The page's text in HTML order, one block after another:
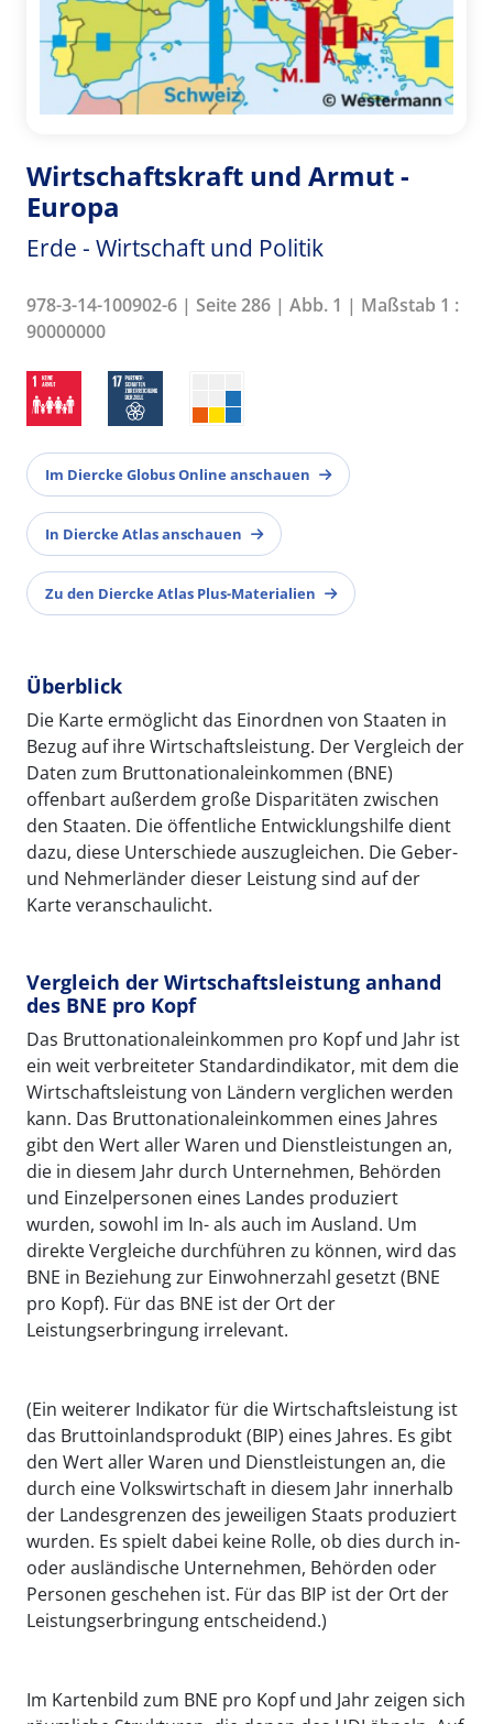
Wirtschaftskraft und Armut -
Europa
Erde - Wirtschaft und Politik
978-3-14-100902-6 | Seite 286 | Abb. 1 | Maßstab 1 :
90000000
Im Diercke Globus Online anschauen
In Diercke Atlas anschauen
Zu den Diercke Atlas Plus-Materialien
Überblick
Die Karte ermöglicht das Einordnen von Staaten in
Bezug auf ihre Wirtschaftsleistung. Der Vergleich der
Daten zum Bruttonationaleinkommen (BNE)
offenbart außerdem große Disparitäten zwischen
den Staaten. Die öffentliche Entwicklungshilfe dient
dazu, diese Unterschiede auszugleichen. Die Geber-
und Nehmerländer dieser Leistung sind auf der
Karte veranschaulicht.
Vergleich der Wirtschaftsleistung anhand
des BNE pro Kopf
Das Bruttonationaleinkommen pro Kopf und Jahr ist
ein weit verbreiteter Standardindikator, mit dem die
Wirtschaftsleistung von Ländern verglichen werden
kann. Das Bruttonationaleinkommen eines Jahres
gibt den Wert aller Waren und Dienstleistungen an,
die in diesem Jahr durch Unternehmen, Behörden
und Einzelpersonen eines Landes produziert
wurden, sowohl im In- als auch im Ausland. Um
direkte Vergleiche durchführen zu können, wird das
BNE in Beziehung zur Einwohnerzahl gesetzt (BNE
pro Kopf). Für das BNE ist der Ort der
Leistungserbringung irrelevant.
(Ein weiterer Indikator für die Wirtschaftsleistung ist
das Bruttoinlandsprodukt (BIP) eines Jahres. Es gibt
den Wert aller Waren und Dienstleistungen an, die
durch eine Volkswirtschaft in diesem Jahr innerhalb
der Landesgrenzen des jeweiligen Staats produziert
wurden. Es spielt dabei keine Rolle, ob dies durch in-
oder ausländische Unternehmen, Behörden oder
Personen geschehen ist. Für das BIP ist der Ort der
Leistungserbringung entscheidend.)
Im Kartenbild zum BNE pro Kopf und Jahr zeigen sich